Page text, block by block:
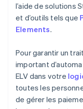
l’aide de solutions
et d’outils tels que
Elements.
Pour garantir un
important
ELV dans votre
toutes les
de gérer les